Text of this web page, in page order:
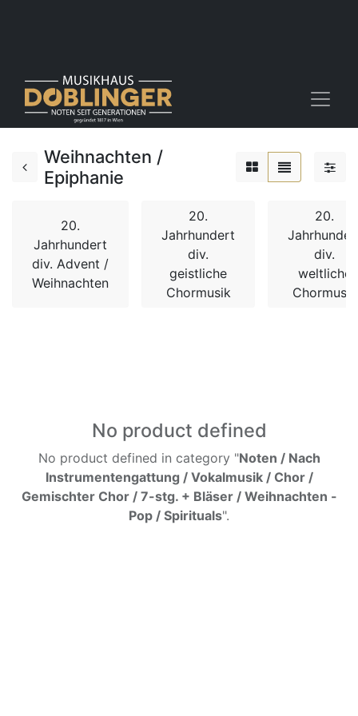
Weihnachten /
Epiphanie
20.
Jahrhundert
div. Advent /
Weihnachten
20.
Jahrhundert
div.
geistliche
Chormusik
20.
div.
weltliche
Chormusik
No product defined
No product defined in category "Noten / Nach
Instrumentengattung / Vokalmusik / Chor /
Gemischter Chor / 7-stg. + Bläser / Weihnachten -
Pop / Spirituals".